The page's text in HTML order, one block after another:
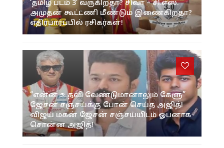
‘தமிழ் படம் 3’ வருகிறதா? சிவா – சி.எஸ்.
அமுதன் கூட்டணி மீண்டும் இணைகிறதா?
எதிர்பார்ப்பில் ரசிகர்கள்!
“என்ன உதவி வேண்டுமானாலும் கேளு”
ஜேசன் சஞ்சய்க்கு போன் செய்த அஜித்!
விஜய் மகன் ஜேசன் சஞ்சய்யிடம் ஓபனாக
சொன்ன அஜித்!